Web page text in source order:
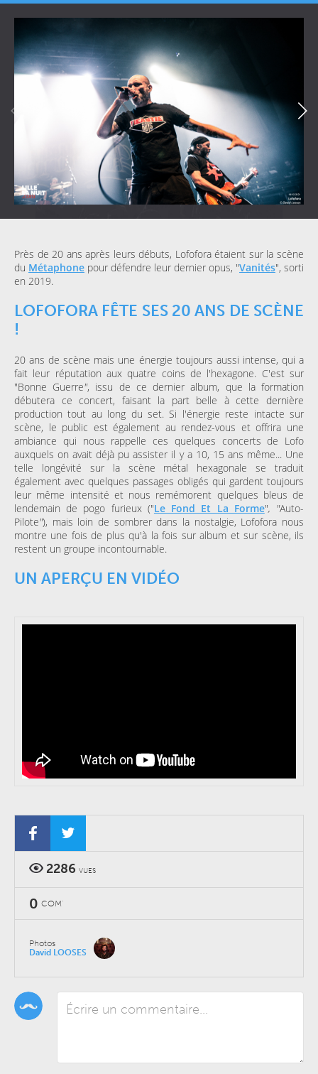
Près de 20 ans après leurs débuts, Lofofora étaient sur la scène
du Métaphone pour défendre leur dernier opus, "Vanités", sorti
en 2019.
LOFOFORA FÊTE SES 20 ANS DE SCÈNE
!
20 ans de scène mais une énergie toujours aussi intense, qui a
fait leur réputation aux quatre coins de l'hexagone. C'est sur
"Bonne Guerre", issu de ce dernier album, que la formation
débutera ce concert, faisant la part belle à cette dernière
production tout au long du set. Si l'énergie reste intacte sur
scène, le public est également au rendez-vous et offrira une
ambiance qui nous rappelle ces quelques concerts de Lofo
auxquels on avait déjà pu assister il y a 10, 15 ans même... Une
telle longévité sur la scène métal hexagonale se traduit
également avec quelques passages obligés qui gardent toujours
leur même intensité et nous remémorent quelques bleus de
lendemain de pogo furieux ("Le Fond Et La Forme", "Auto-
Pilote"), mais loin de sombrer dans la nostalgie, Lofofora nous
montre une fois de plus qu'à la fois sur album et sur scène, ils
restent un groupe incontournable.
UN APERÇU EN VIDÉO
2286 VUES
0 COM'
Photos
David LOOSES